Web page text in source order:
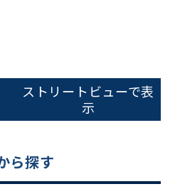
620-213
ストリートビューで表
示
ら探す